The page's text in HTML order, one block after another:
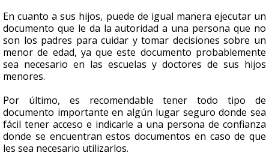
En cuanto a sus hijos, puede de igual manera ejecutar un
documento que le da la autoridad a una persona que no
son los padres para cuidar y tomar decisiones sobre un
menor de edad, ya que este documento probablemente
sea necesario en las escuelas y doctores de sus hijos
menores.
Por último, es recomendable tener todo tipo de
documento importante en algún lugar seguro donde sea
fácil tener acceso e indicarle a una persona de confianza
donde se encuentran estos documentos en caso de que
les sea necesario utilizarlos.